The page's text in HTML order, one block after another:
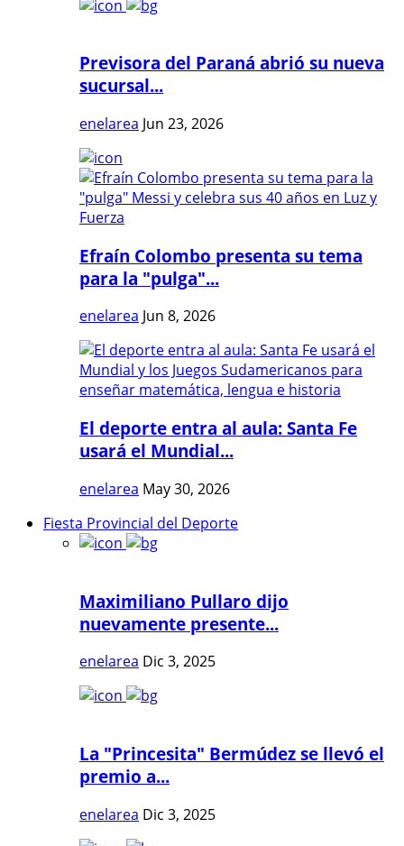
Previsora del Paraná abrió su nueva
sucursal...
enelarea Jun 23, 2026
Efraín Colombo presenta su tema
para la "pulga"...
enelarea Jun 8, 2026
El deporte entra al aula: Santa Fe
usará el Mundial...
enelarea May 30, 2026
Fiesta Provincial del Deporte
Maximiliano Pullaro dijo
nuevamente presente...
enelarea Dic 3, 2025
La "Princesita" Bermúdez se llevó el
premio a...
enelarea Dic 3, 2025